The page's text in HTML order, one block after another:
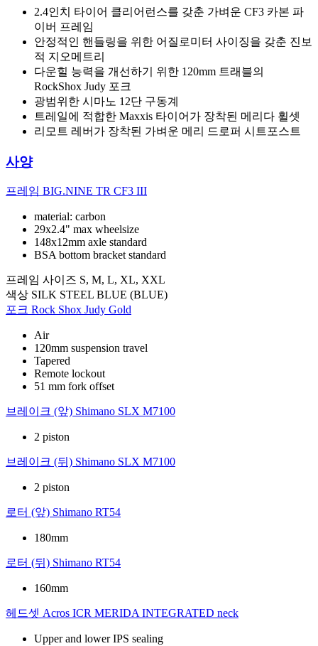
2.4인치 타이어 클리어런스를 갖춘 가벼운 CF3 카본 파
이버 프레임
안정적인 핸들링을 위한 어질로미터 사이징을 갖춘 진보
적 지오메트리
다운힐 능력을 개선하기 위한 120mm 트래블의
RockShox Judy 포크
광범위한 시마노 12단 구동계
트레일에 적합한 Maxxis 타이어가 장착된 메리다 휠셋
리모트 레버가 장착된 가벼운 메리 드로퍼 시트포스트
사양
프레임 BIG.NINE TR CF3 III
material: carbon
29x2.4" max wheelsize
148x12mm axle standard
BSA bottom bracket standard
프레임 사이즈 S, M, L, XL, XXL
색상 SILK STEEL BLUE (BLUE)
포크 Rock Shox Judy Gold
Air
120mm suspension travel
Tapered
Remote lockout
51 mm fork offset
브레이크 (앞) Shimano SLX M7100
2 piston
브레이크 (뒤) Shimano SLX M7100
2 piston
로터 (앞) Shimano RT54
180mm
로터 (뒤) Shimano RT54
160mm
헤드셋 Acros ICR MERIDA INTEGRATED neck
Upper and lower IPS sealing